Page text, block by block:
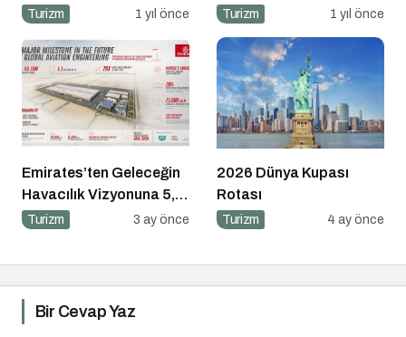
Turizm 1 yıl önce Turizm 1 yıl önce
Emirates’ten Geleceğin
Havacılık Vizyonuna 5,1
Milyar Dolarlık Dev
Turizm 3 ay önce
2026 Dünya Kupası
Rotası
Turizm 4 ay önce
Bir Cevap Yaz